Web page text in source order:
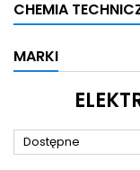
CHEMIA
MARKI
Dostępne